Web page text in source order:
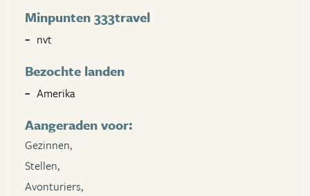
Minpunten 333travel
nvt
Bezochte landen
Amerika
Aangeraden voor:
Gezinnen,
Stellen,
Avonturiers,